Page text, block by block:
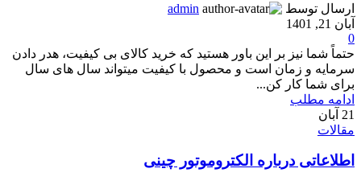
ارسال توسط
admin
آبان 21, 1401
0
حتماً شما نیز بر این باور هستید که خرید کالای بی کیفیت، هدر دادن
سرمایه و زمان است و محصول با کیفیت میتواند سال های سال
برای شما کار کن...
ادامه مطلب
21 آبان
مقالات
اطلاعاتی درباره الکتروموتور چینی